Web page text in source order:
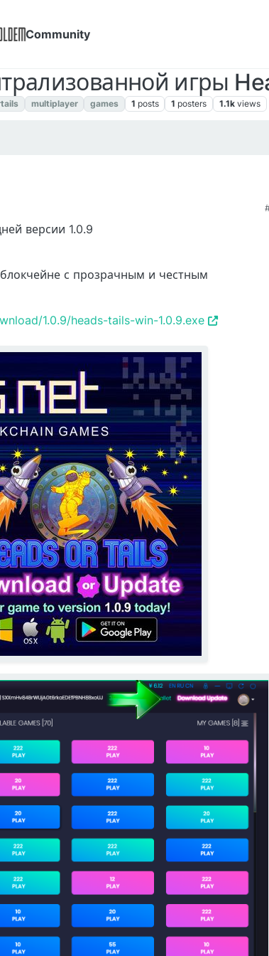
Community
игры
multiplayer games 1 posts 1 posters 1.1k views
версии 1.0.9
с прозрачным и честным
1.0.9/heads-tails-win-1.0.9.exe